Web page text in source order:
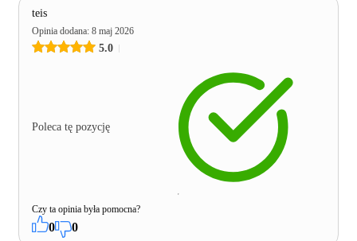
teis
Opinia dodana: 8 maj 2026
5.0
Poleca tę pozycję
Czy ta opinia była pomocna?
0 0